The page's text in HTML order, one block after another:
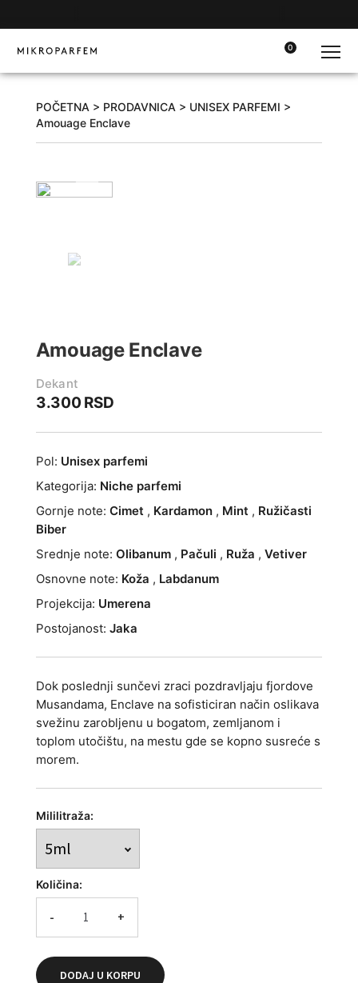
0
POČETNA > PRODAVNICA > UNISEX PARFEMI >
Amouage Enclave
Amouage Enclave
Dekant
3.300 RSD
Pol: Unisex parfemi
Kategorija: Niche parfemi
Gornje note: Cimet , Kardamon , Mint , Ružičasti
Biber
Srednje note: Olibanum , Pačuli , Ruža , Vetiver
Osnovne note: Koža , Labdanum
Projekcija: Umerena
Postojanost: Jaka
Dok poslednji sunčevi zraci pozdravljaju fjordove
Musandama, Enclave na sofisticiran način oslikava
svežinu zarobljenu u bogatom, zemljanom i
toplom utočištu, na mestu gde se kopno susreće s
morem.
Mililitraža:
Količina:
- +
DODAJ U KORPU